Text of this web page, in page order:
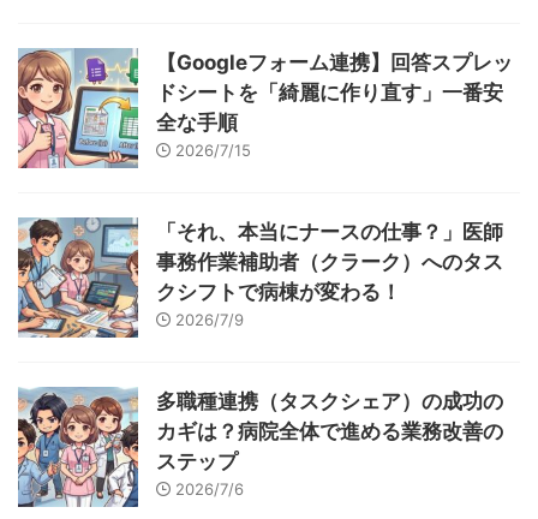
【Googleフォーム連携】回答スプレッ
ドシートを「綺麗に作り直す」一番安
全な手順
2026/7/15
「それ、本当にナースの仕事？」医師
事務作業補助者（クラーク）へのタス
クシフトで病棟が変わる！
2026/7/9
多職種連携（タスクシェア）の成功の
カギは？病院全体で進める業務改善の
ステップ
2026/7/6